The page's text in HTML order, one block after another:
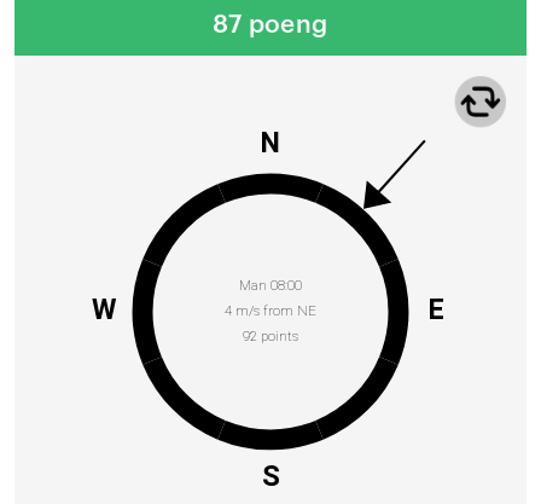
87 poeng
Man 08:00
4 m/s from NE
92 points
N
E
S
W